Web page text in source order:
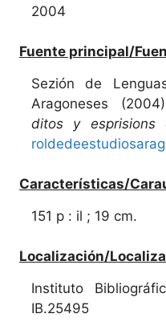
2004
Fuente principal/
Sezión de
Aragoneses
ditos y esprisions
Características/
151 p : il ; 19 cm.
Localización/
Instituto
IB.25495